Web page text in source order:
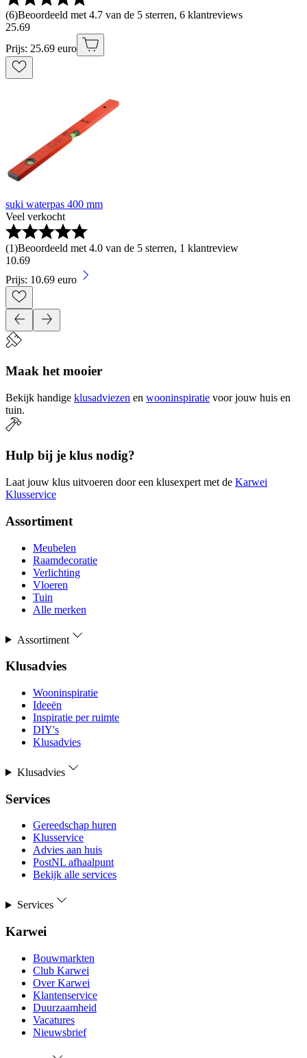
(6)Beoordeeld met 4.7 van de 5 sterren, 6 klantreviews
25.69
Prijs: 25.69 euro
suki waterpas 400 mm
Veel verkocht
(1)Beoordeeld met 4.0 van de 5 sterren, 1 klantreview
10.69
Prijs: 10.69 euro
Maak het mooier
Bekijk handige klusadviezen en wooninspiratie voor jouw huis en
tuin.
Hulp bij je klus nodig?
Laat jouw klus uitvoeren door een klusexpert met de Karwei
Klusservice
Assortiment
Meubelen
Raamdecoratie
Verlichting
Vloeren
Tuin
Alle merken
Assortiment
Klusadvies
Wooninspiratie
Ideeën
Inspiratie per ruimte
DIY's
Klusadvies
Klusadvies
Services
Gereedschap huren
Klusservice
Advies aan huis
PostNL afhaalpunt
Bekijk alle services
Services
Karwei
Bouwmarkten
Club Karwei
Over Karwei
Klantenservice
Duurzaamheid
Vacatures
Nieuwsbrief